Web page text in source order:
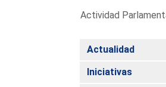
Actividad
Actualidad
Iniciativas